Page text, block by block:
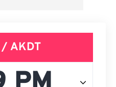
AKDT